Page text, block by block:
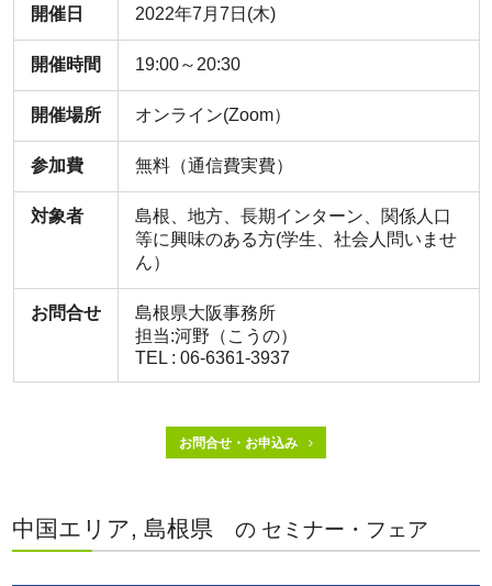
開催日 2022年7月7日(木)
開催時間 19:00～20:30
開催場所 オンライン(Zoom）
参加費 無料（通信費実費）
対象者
島根、地方、長期インターン、関係人口
等に興味のある方(学生、社会人問いませ
ん）
お問合せ
島根県大阪事務所
担当:河野（こうの）
TEL : 06-6361-3937
お問合せ・お申込み
中国エリア, 島根県 の セミナー・フェア